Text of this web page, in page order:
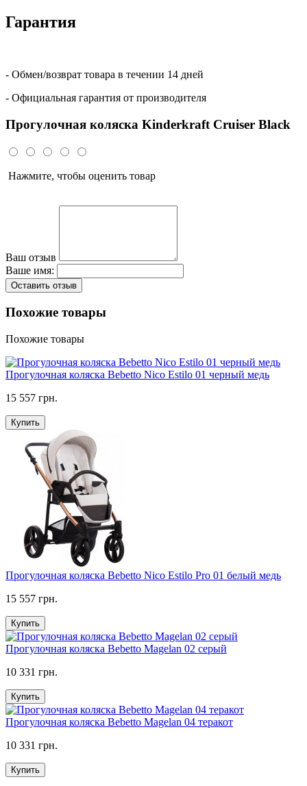
Гарантия
- Обмен/возврат товара в течении 14 дней
- Официальная гарантия от производителя
Прогулочная коляска Kinderkraft Cruiser Black
Нажмите, чтобы оценить товар
Ваш отзыв
Ваше имя:
Оставить отзыв
Похожие товары
Похожие товары
Прогулочная коляска Bebetto Nico Estilo 01 черный медь
15 557 грн.
Купить
Прогулочная коляска Bebetto Nico Estilo Pro 01 белый медь
15 557 грн.
Купить
Прогулочная коляска Bebetto Magelan 02 серый
10 331 грн.
Купить
Прогулочная коляска Bebetto Magelan 04 теракот
10 331 грн.
Купить